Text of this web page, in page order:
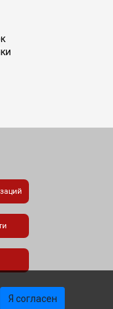
Я согласен